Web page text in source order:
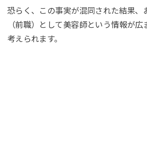
恐らく、この事実が混同された結果、
（前職）として美容師という情報が広
考えられます。